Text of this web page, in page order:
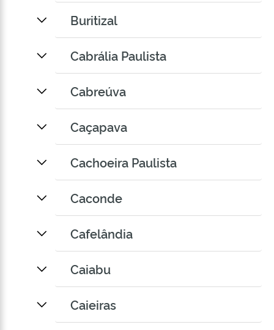
Buritizal
Cabrália Paulista
Cabreúva
Caçapava
Cachoeira Paulista
Caconde
Cafelândia
Caiabu
Caieiras